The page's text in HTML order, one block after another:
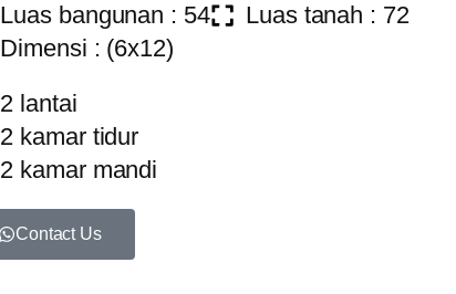
Luas bangunan : 54
Luas tanah : 72
Dimensi : (6x12)
2 lantai
2 kamar tidur
2 kamar mandi
Contact Us